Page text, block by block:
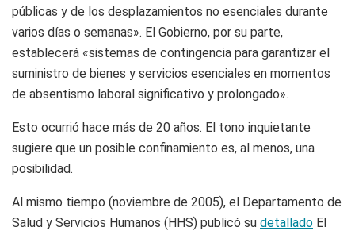
públicas y de los desplazamientos no esenciales durante
varios días o semanas». El Gobierno, por su parte,
establecerá «sistemas de contingencia para garantizar el
suministro de bienes y servicios esenciales en momentos
de absentismo laboral significativo y prolongado».
Esto ocurrió hace más de 20 años. El tono inquietante
sugiere que un posible confinamiento es, al menos, una
posibilidad.
Al mismo tiempo (noviembre de 2005), el Departamento de
Salud y Servicios Humanos (HHS) publicó su detallado El